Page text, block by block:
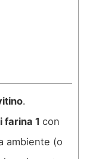
.
farina 1 con
ambiente (o